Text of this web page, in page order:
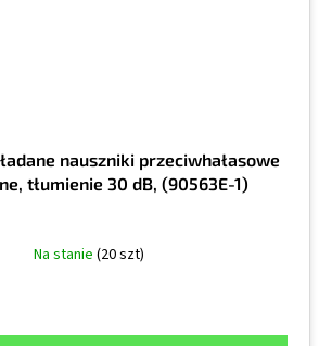
nauszniki przeciwhałasowe
tłumienie 30 dB, (90563E-1)
Na stanie (20 szt)